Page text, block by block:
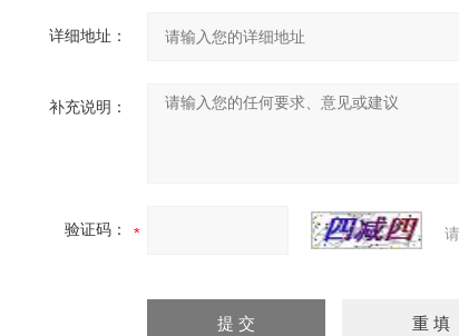
详细地址：
补充说明：
验证码：